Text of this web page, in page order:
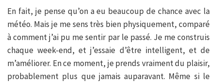
En fait, je pense qu’on a eu beaucoup de chance avec la
météo. Mais je me sens très bien physiquement, comparé
à comment j’ai pu me sentir par le passé. Je me construis
chaque week-end, et j’essaie d’être intelligent, et de
m’améliorer. En ce moment, je prends vraiment du plaisir,
probablement plus que jamais auparavant. Même si le